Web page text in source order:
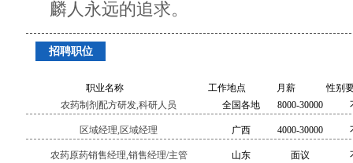
麟人永远的追求。
招聘职位
职业名称 工作地点 月薪
性别
农药制剂配方研发,科研人员
全国各地 8000-30000
区域经理,区域经理 广西 4000-30000
农药原药销售经理,销售经理/主管 山东 面议